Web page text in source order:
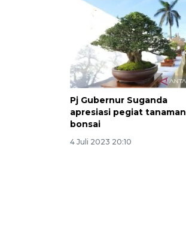
Pj Gubernur Suganda
apresiasi pegiat tanaman
bonsai
4 Juli 2023 20:10